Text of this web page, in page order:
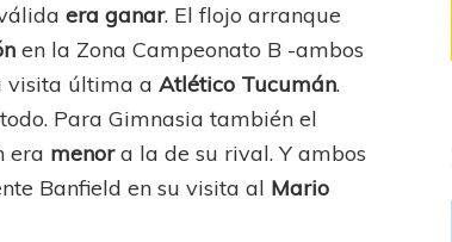
era ganar. El flojo arranque
en la Zona Campeonato B -ambos
visita última aAtlético Tucumán.
Para Gimnasia también el
era menora la de su rival. Y ambos
Banfield en su visita al Mario